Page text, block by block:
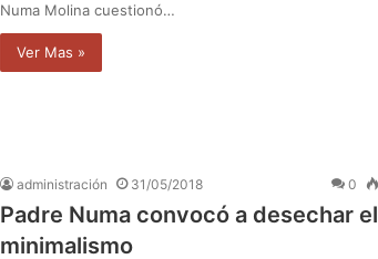
Numa Molina cuestionó…
Ver Mas »
administración 31/05/2018 0
Padre Numa convocó a desechar el
minimalismo